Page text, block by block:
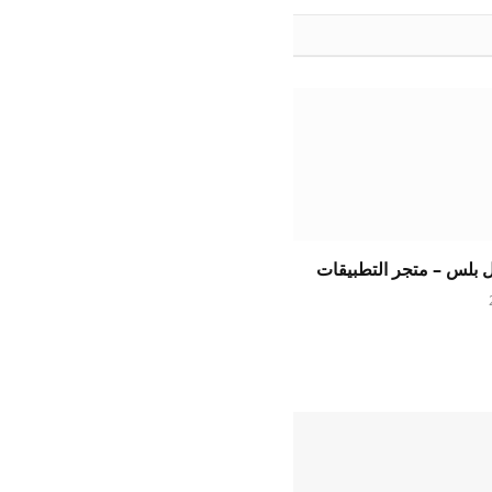
بلس – متجر التطبيقات